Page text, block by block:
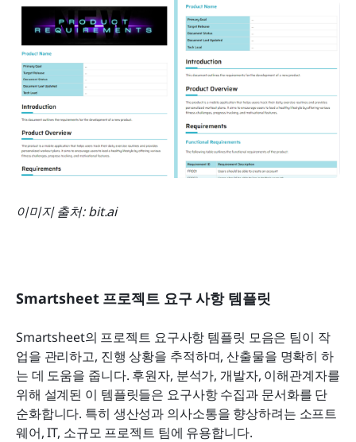
이미지 출처: bit.ai
Smartsheet 프로젝트 요구 사항 템플릿
Smartsheet의 프로젝트 요구사항 템플릿 모음은 팀이 작
업을 관리하고, 진행 상황을 추적하며, 산출물을 명확히 하
는 데 도움을 줍니다. 후원자, 분석가, 개발자, 이해관계자를
위해 설계된 이 템플릿들은 요구사항 수집과 문서화를 단
순화합니다. 특히 생산성과 의사소통을 향상하려는 소프트
웨어, IT, 소규모 프로젝트 팀에 유용합니다.